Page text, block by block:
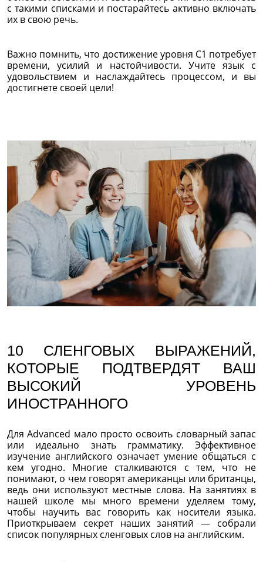
с такими списками и постарайтесь активно включать
их в свою речь.
Важно помнить, что достижение уровня C1 потребует
времени, усилий и настойчивости. Учите язык с
удовольствием и наслаждайтесь процессом, и вы
достигнете своей цели!
10 СЛЕНГОВЫХ ВЫРАЖЕНИЙ,
КОТОРЫЕ ПОДТВЕРДЯТ ВАШ
ВЫСОКИЙ УРОВЕНЬ
ИНОСТРАННОГО
Для Advanced мало просто освоить словарный запас
или идеально знать грамматику. Эффективное
изучение английского означает умение общаться с
кем угодно. Многие сталкиваются с тем, что не
понимают, о чем говорят американцы или британцы,
ведь они используют местные слова. На занятиях в
нашей школе мы много времени уделяем тому,
чтобы научить вас говорить как носители языка.
Приоткрываем секрет наших занятий — собрали
список популярных сленговых слов на английским.